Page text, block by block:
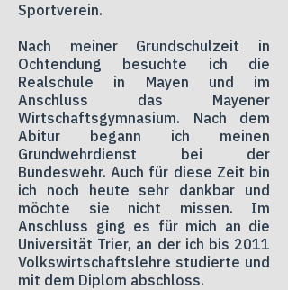
Sportverein.
Nach meiner Grundschulzeit in
Ochtendung besuchte ich die
Realschule in Mayen und im
Anschluss das Mayener
Wirtschaftsgymnasium. Nach dem
Abitur begann ich meinen
Grundwehrdienst bei der
Bundeswehr. Auch für diese Zeit bin
ich noch heute sehr dankbar und
möchte sie nicht missen. Im
Anschluss ging es für mich an die
Universität Trier, an der ich bis 2011
Volkswirtschaftslehre studierte und
mit dem Diplom abschloss.